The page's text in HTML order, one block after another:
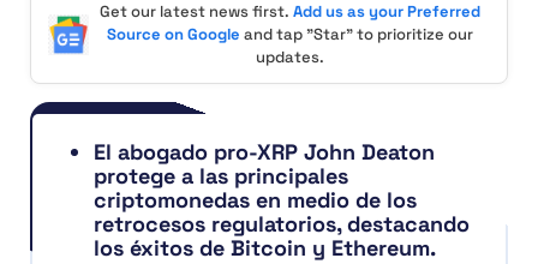
Get our latest news first. Add us as your Preferred
Source on Google and tap "Star" to prioritize our
updates.
El abogado pro-XRP John Deaton
protege a las principales
criptomonedas en medio de los
retrocesos regulatorios, destacando
los éxitos de Bitcoin y Ethereum.